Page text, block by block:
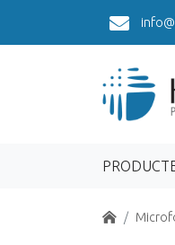
Home